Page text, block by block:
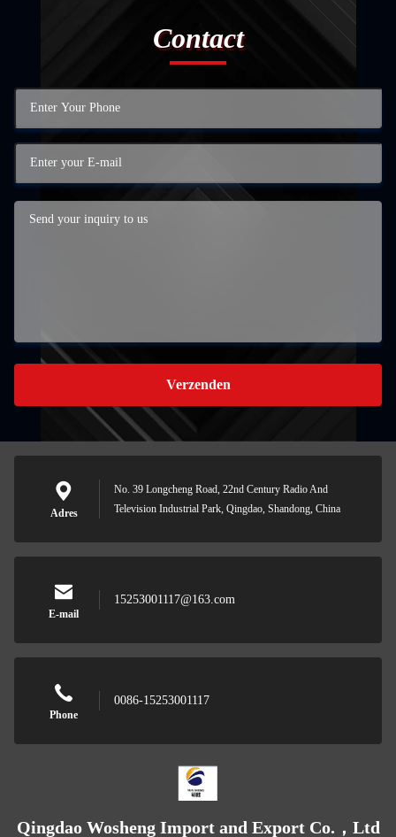
Contact
Verzenden
Adres
No. 39 Longcheng Road, 22nd Century Radio And
Television Industrial Park, Qingdao, Shandong, China
E-mail
15253001117@163.com
Phone
0086-15253001117
Qingdao Wosheng Import and Export Co.，Ltd